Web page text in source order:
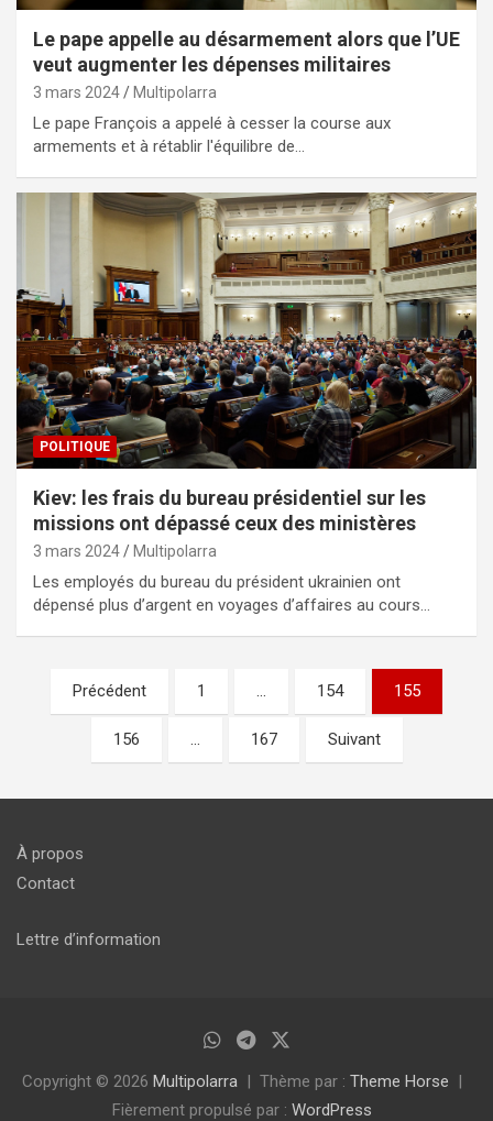
Le pape appelle au désarmement alors que l’UE
veut augmenter les dépenses militaires
3 mars 2024 Multipolarra
Le pape François a appelé à cesser la course aux
armements et à rétablir l'équilibre de…
POLITIQUE
Kiev: les frais du bureau présidentiel sur les
missions ont dépassé ceux des ministères
3 mars 2024 Multipolarra
Les employés du bureau du président ukrainien ont
dépensé plus d’argent en voyages d’affaires au cours…
Pagination
des
publications
Précédent 1 154 155
156 167 Suivant
À propos
Contact
Lettre d’information
Copyright © 2026 Multipolarra Thème par : Theme Horse
Fièrement propulsé par : WordPress